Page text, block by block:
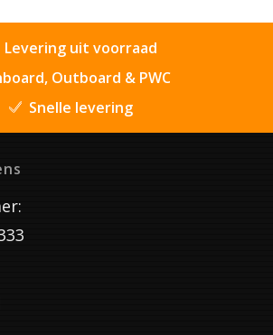
Levering uit voorraad
Outboard & PWC
Snelle levering